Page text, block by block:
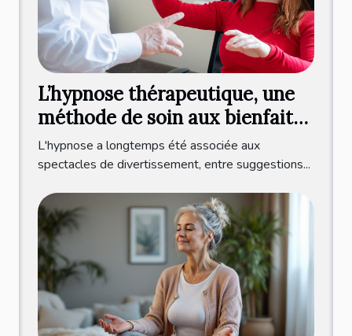
L’hypnose thérapeutique, une
méthode de soin aux bienfaits
multiples !
L'hypnose a longtemps été associée aux
spectacles de divertissement, entre suggestions...